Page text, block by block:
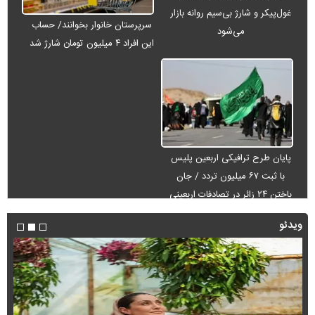
غول‌پیکر و شارژ بی‌سیم روانه بازار
می‌شود
سرپرستان خانوار بخوانند/ حساب
این افراد ۴ میلیون تومان شارژ شد
پایان طرح ترافیکی اربعین پلیس
با ثبت ۶۷ میلیون تردد / جان
باختن ۲۴ زائر در تصادفات اربعینی
ویدئو